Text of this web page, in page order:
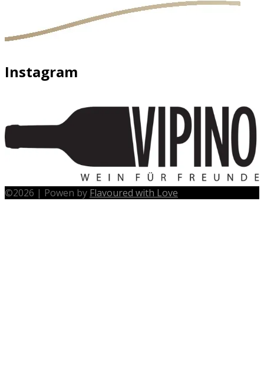
Instagram
©2026 | Powen by Flavoured with Love